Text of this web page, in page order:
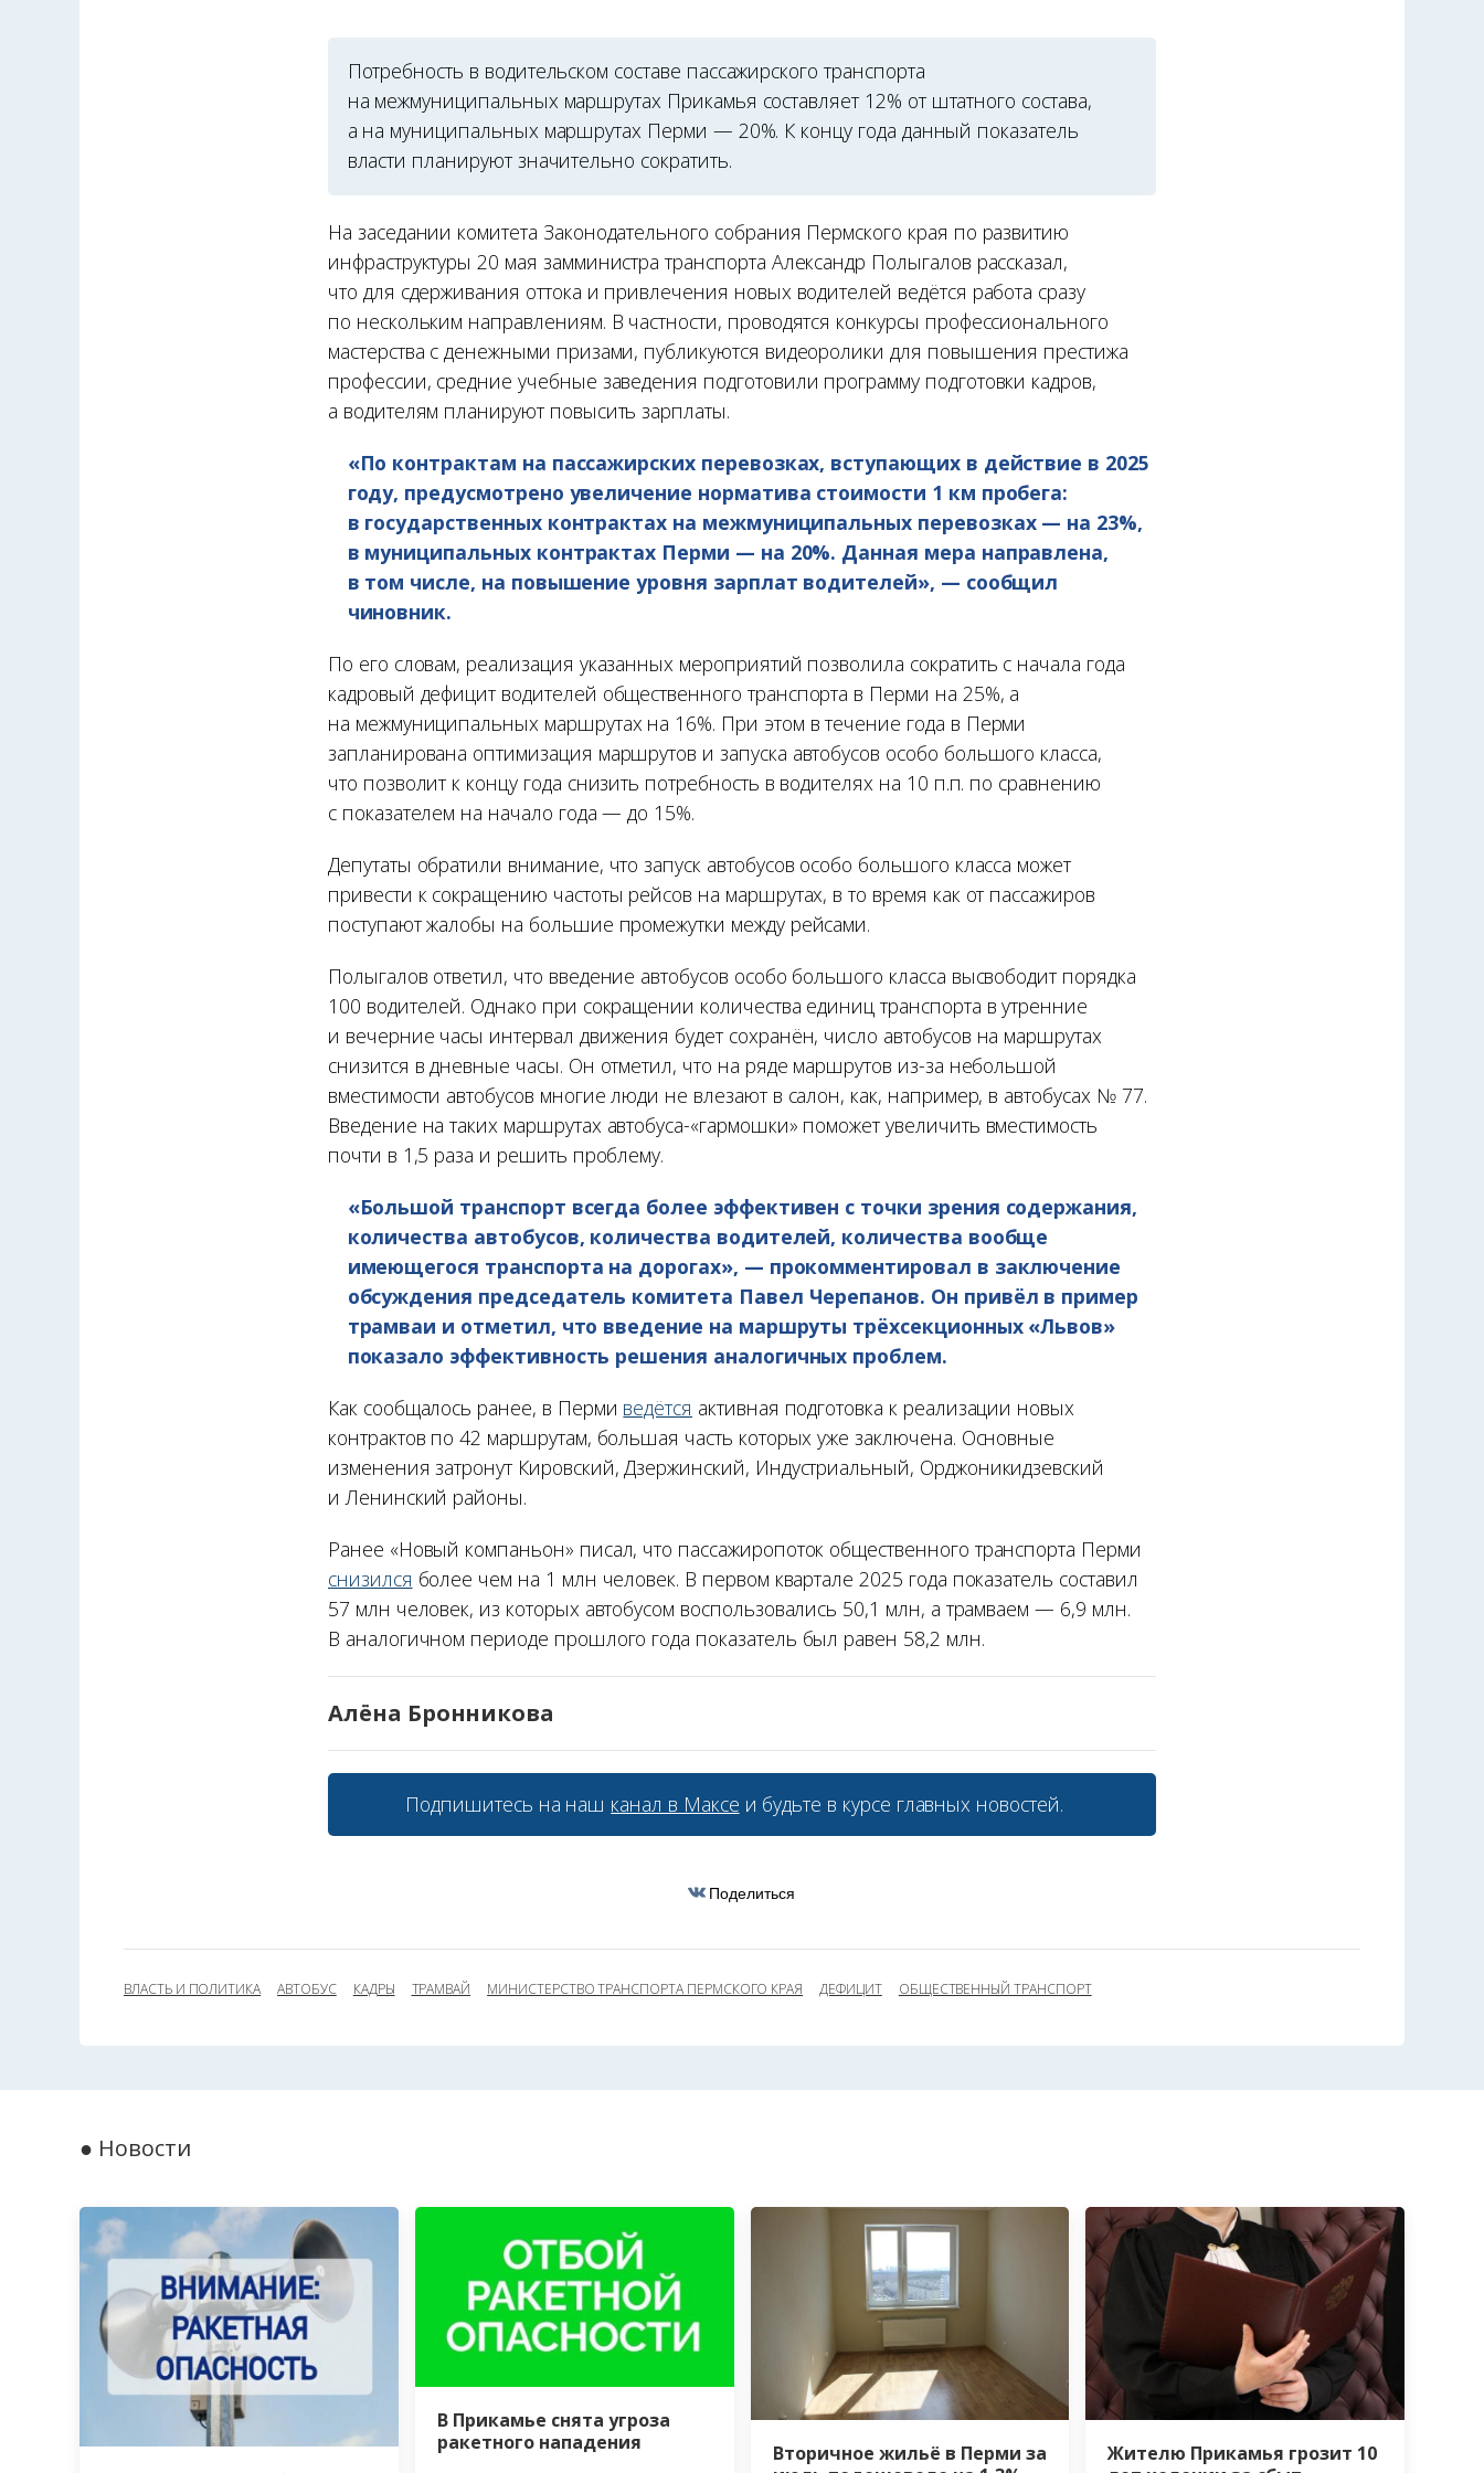
Потребность в водительском составе пассажирского транспорта
на межмуниципальных маршрутах Прикамья составляет 12% от штатного состава,
а на муниципальных маршрутах Перми — 20%. К концу года данный показатель
власти планируют значительно сократить.
На заседании комитета Законодательного собрания Пермского края по развитию
инфраструктуры 20 мая замминистра транспорта Александр Полыгалов рассказал,
что для сдерживания оттока и привлечения новых водителей ведётся работа сразу
по нескольким направлениям. В частности, проводятся конкурсы профессионального
мастерства с денежными призами, публикуются видеоролики для повышения престижа
профессии, средние учебные заведения подготовили программу подготовки кадров,
а водителям планируют повысить зарплаты.
«По контрактам на пассажирских перевозках, вступающих в действие в 2025
году, предусмотрено увеличение норматива стоимости 1 км пробега:
в государственных контрактах на межмуниципальных перевозках — на 23%,
в муниципальных контрактах Перми — на 20%. Данная мера направлена,
в том числе, на повышение уровня зарплат водителей», — сообщил
чиновник.
По его словам, реализация указанных мероприятий позволила сократить с начала года
кадровый дефицит водителей общественного транспорта в Перми на 25%, а
на межмуниципальных маршрутах на 16%. При этом в течение года в Перми
запланирована оптимизация маршрутов и запуска автобусов особо большого класса,
что позволит к концу года снизить потребность в водителях на 10 п.п. по сравнению
с показателем на начало года — до 15%.
Депутаты обратили внимание, что запуск автобусов особо большого класса может
привести к сокращению частоты рейсов на маршрутах, в то время как от пассажиров
поступают жалобы на большие промежутки между рейсами.
Полыгалов ответил, что введение автобусов особо большого класса высвободит порядка
100 водителей. Однако при сокращении количества единиц транспорта в утренние
и вечерние часы интервал движения будет сохранён, число автобусов на маршрутах
снизится в дневные часы. Он отметил, что на ряде маршрутов из-за небольшой
вместимости автобусов многие люди не влезают в салон, как, например, в автобусах № 77.
Введение на таких маршрутах автобуса-«гармошки» поможет увеличить вместимость
почти в 1,5 раза и решить проблему.
«Большой транспорт всегда более эффективен с точки зрения содержания,
количества автобусов, количества водителей, количества вообще
имеющегося транспорта на дорогах», — прокомментировал в заключение
обсуждения председатель комитета Павел Черепанов. Он привёл в пример
трамваи и отметил, что введение на маршруты трёхсекционных «Львов»
показало эффективность решения аналогичных проблем.
Как сообщалось ранее, в Перми ведётся активная подготовка к реализации новых
контрактов по 42 маршрутам, большая часть которых уже заключена. Основные
изменения затронут Кировский, Дзержинский, Индустриальный, Орджоникидзевский
и Ленинский районы.
Ранее «Новый компаньон» писал, что пассажиропоток общественного транспорта Перми
снизился более чем на 1 млн человек. В первом квартале 2025 года показатель составил
57 млн человек, из которых автобусом воспользовались 50,1 млн, а трамваем — 6,9 млн.
В аналогичном периоде прошлого года показатель был равен 58,2 млн.
Алёна Бронникова
Подпишитесь на наш канал в Максе и будьте в курсе главных новостей.
Поделиться
ВЛАСТЬ И ПОЛИТИКА АВТОБУС КАДРЫ ТРАМВАЙ МИНИСТЕРСТВО ТРАНСПОРТА ПЕРМСКОГО КРАЯ ДЕФИЦИТ ОБЩЕСТВЕННЫЙ ТРАНСПОРТ
● Новости
В Прикамье снята угроза
ракетного нападения
Вторичное жильё в Перми за
Жителю Прикамья грозит 10